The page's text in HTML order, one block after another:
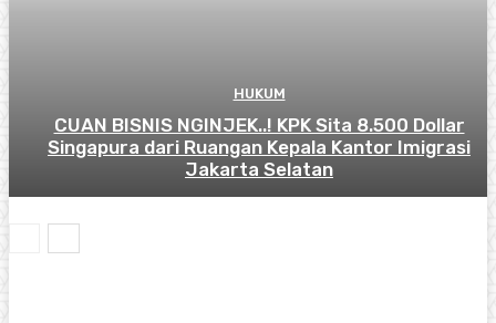
HUKUM
CUAN BISNIS NGINJEK..! KPK Sita 8.500 Dollar
Singapura dari Ruangan Kepala Kantor Imigrasi
Jakarta Selatan